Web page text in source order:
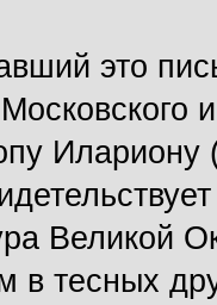
это
Илариону
Великой
тесных